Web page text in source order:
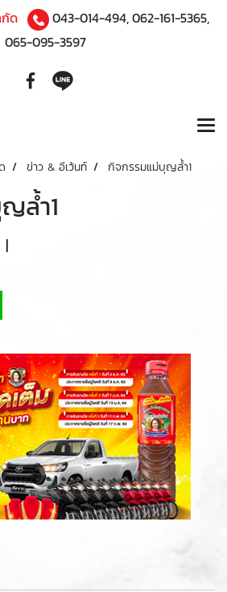
ด 043-014-494,062-161-5365,
065-095-3597
ข่าว & อีเว้นท์ กิจกรรมแม่บุญล้ำ1
ล้ำ1
|